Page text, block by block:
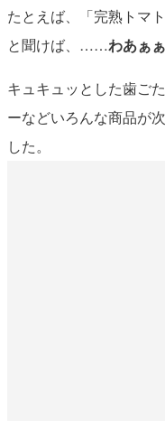
たとえば、「完熟トマ
と聞けば、……わあぁ
キュキュッとした歯ご
ーなどいろんな商品が
した。